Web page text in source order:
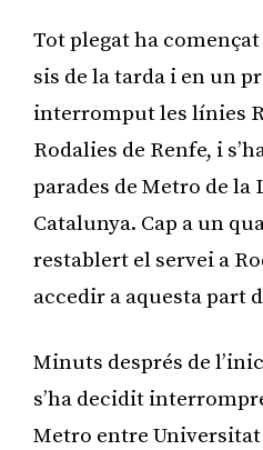
Tot plegat ha
sis de la tarda i en un
interromput les línies
Rodalies de Renfe, i
parades de Metro de la
Catalunya. Cap a un
restablert el servei a
accedir a aquesta part
Minuts després de
s’ha decidit
Metro entre Universitat